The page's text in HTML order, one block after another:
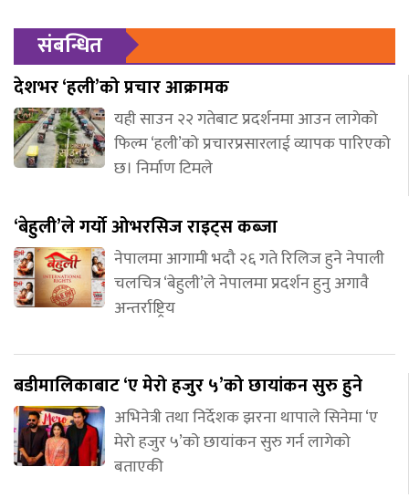
संबन्धित
देशभर ‘हली’को प्रचार आक्रामक
यही साउन २२ गतेबाट प्रदर्शनमा आउन लागेको
फिल्म ‘हली’को प्रचारप्रसारलाई व्यापक पारिएको
छ। निर्माण टिमले
‘बेहुली’ले गर्यो ओभरसिज राइट्स कब्जा
नेपालमा आगामी भदौ २६ गते रिलिज हुने नेपाली
चलचित्र ‘बेहुली’ले नेपालमा प्रदर्शन हुनु अगावै
अन्तर्राष्ट्रिय
बडीमालिकाबाट ‘ए मेरो हजुर ५’को छायांकन सुरु हुने
अभिनेत्री तथा निर्देशक झरना थापाले सिनेमा ‘ए
मेरो हजुर ५’को छायांकन सुरु गर्न लागेको
बताएकी